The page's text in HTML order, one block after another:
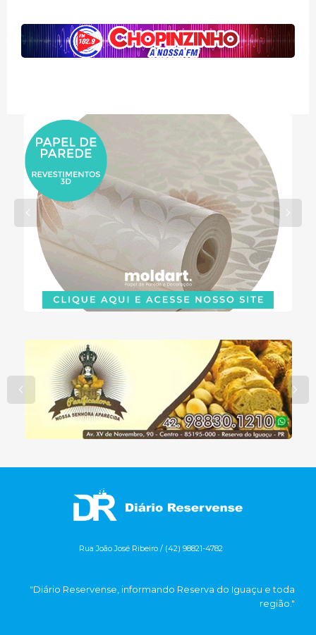
Rua João José Ribeiro / (42) 98821-4782
"Diário Reservense, informando Reserva do Iguaçu e toda
região."